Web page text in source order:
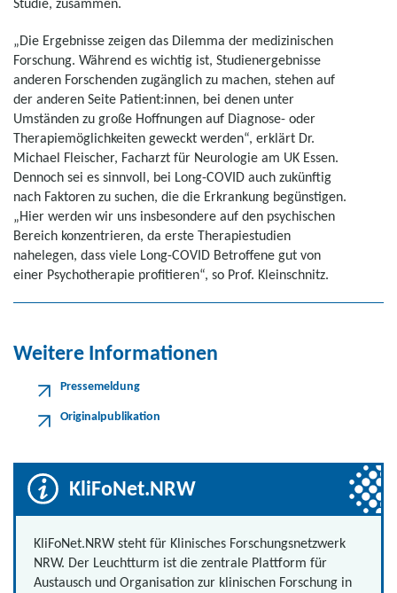
„Die Ergebnisse zeigen das Dilemma der medizinischen
Forschung. Während es wichtig ist, Studienergebnisse
anderen Forschenden zugänglich zu machen, stehen auf
der anderen Seite Patient:innen, bei denen unter
Umständen zu große Hoffnungen auf Diagnose- oder
Therapiemöglichkeiten geweckt werden“, erklärt Dr.
Michael Fleischer, Facharzt für Neurologie am UK Essen.
Dennoch sei es sinnvoll, bei Long-COVID auch zukünftig
nach Faktoren zu suchen, die die Erkrankung begünstigen.
„Hier werden wir uns insbesondere auf den psychischen
Bereich konzentrieren, da erste Therapiestudien
nahelegen, dass viele Long-COVID Betroffene gut von
einer Psychotherapie profitieren“, so Prof. Kleinschnitz.
Weitere Informationen
Pressemeldung
Originalpublikation
KliFoNet.NRW
KliFoNet.NRW steht für Klinisches Forschungsnetzwerk
NRW. Der Leuchtturm ist die zentrale Plattform für
Austausch und Organisation zur klinischen Forschung in